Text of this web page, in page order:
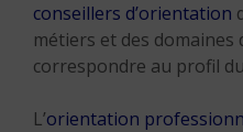
conseillers d’orientation
métiers et des domaines
correspondre au profil
L’orientation